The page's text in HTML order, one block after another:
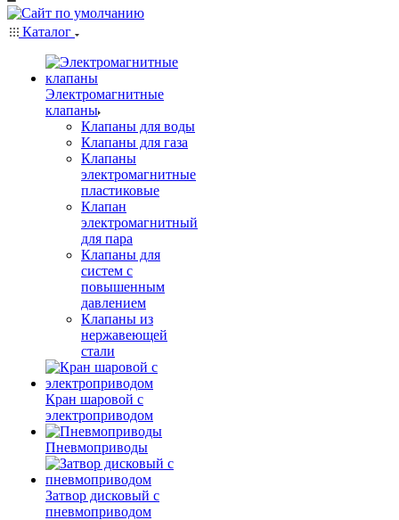
Каталог
Электромагнитные
клапаны
Клапаны для воды
Клапаны для газа
Клапаны
электромагнитные
пластиковые
Клапан
электромагнитный
для пара
Клапаны для
систем с
повышенным
давлением
Клапаны из
нержавеющей
стали
Кран шаровой с
электроприводом
Пневмоприводы
Затвор дисковый с
пневмоприводом